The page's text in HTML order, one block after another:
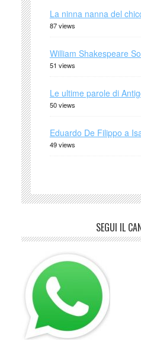
La ninna nanna del
87 views
William Shakespeare
51 views
Le ultime parole di
50 views
Eduardo De Filippo a
49 views
SEGUI IL